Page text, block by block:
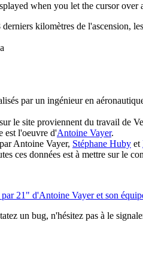
when you let the cursor over
kilomètres de l'ascension,
par un ingénieur en
le site proviennent du travail de
est l'oeuvre d'Antoine Vayer.
Antoine Vayer, Stéphane Huby et
ces données est à mettre sur le
21" d'Antoine Vayer et son
un bug, n'hésitez pas à le